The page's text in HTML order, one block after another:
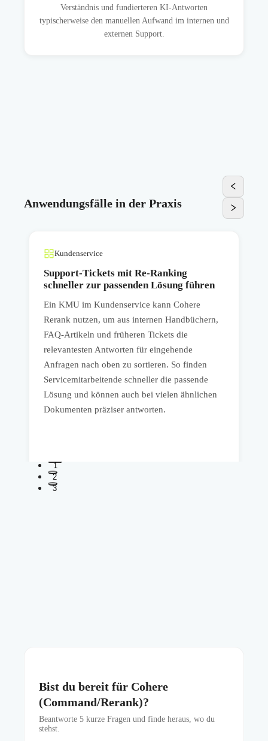
Verständnis und fundierteren KI-Antworten
typischerweise den manuellen Aufwand im internen und
externen Support.
Anwendungsfälle in der Praxis
Kundenservice
Support-Tickets mit Re-Ranking
schneller zur passenden Lösung führen
Ein KMU im Kundenservice kann Cohere
Rerank nutzen, um aus internen Handbüchern,
FAQ-Artikeln und früheren Tickets die
relevantesten Antworten für eingehende
Anfragen nach oben zu sortieren. So finden
Servicemitarbeitende schneller die passende
Lösung und können auch bei vielen ähnlichen
Dokumenten präziser antworten.
1
2
3
Bist du bereit für Cohere
(Command/Rerank)?
Beantworte 5 kurze Fragen und finde heraus, wo du
stehst.